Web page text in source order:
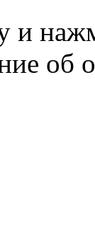
и
об